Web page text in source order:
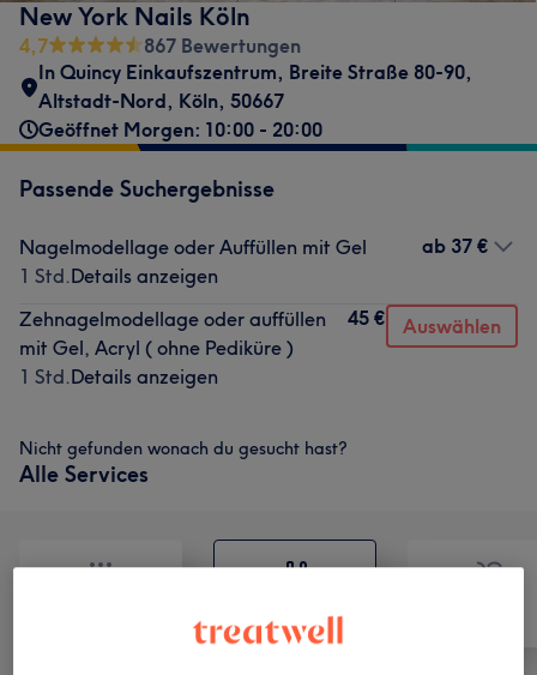
New York Nails Köln
4,7
867 Bewertungen
In Quincy Einkaufszentrum, Breite Straße 80-90,
Altstadt-Nord, Köln, 50667
Geöffnet Morgen: 10:00 - 20:00
Passende Suchergebnisse
Nagelmodellage oder Auffüllen mit Gel
1 Std.Details anzeigen
ab 37 €
Zehnagelmodellage oder auffüllen
mit Gel, Acryl ( ohne Pediküre )
1 Std.Details anzeigen
45 € Auswählen
Nicht gefunden wonach du gesucht hast?
Alle Services